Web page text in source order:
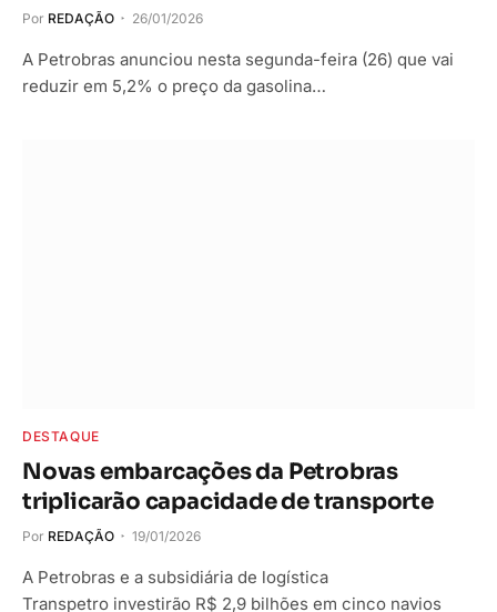
Por REDAÇÃO 26/01/2026
A Petrobras anunciou nesta segunda-feira (26) que vai
reduzir em 5,2% o preço da gasolina…
DESTAQUE
Novas embarcações da Petrobras
triplicarão capacidade de transporte
Por REDAÇÃO 19/01/2026
A Petrobras e a subsidiária de logística
Transpetro investirão R$ 2,9 bilhões em cinco navios